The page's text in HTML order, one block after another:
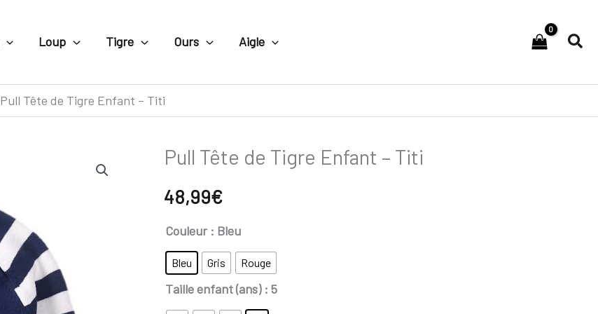
Loup Tigre Ours Aigle
Pull Tête de Tigre Enfant – Titi
Pull Tête de Tigre Enfant – Titi
48,99€
Couleur : Bleu
Bleu Gris Rouge
Taille enfant (ans) : 5
quantité
Pull
Tête
de
Tigre
Enfant